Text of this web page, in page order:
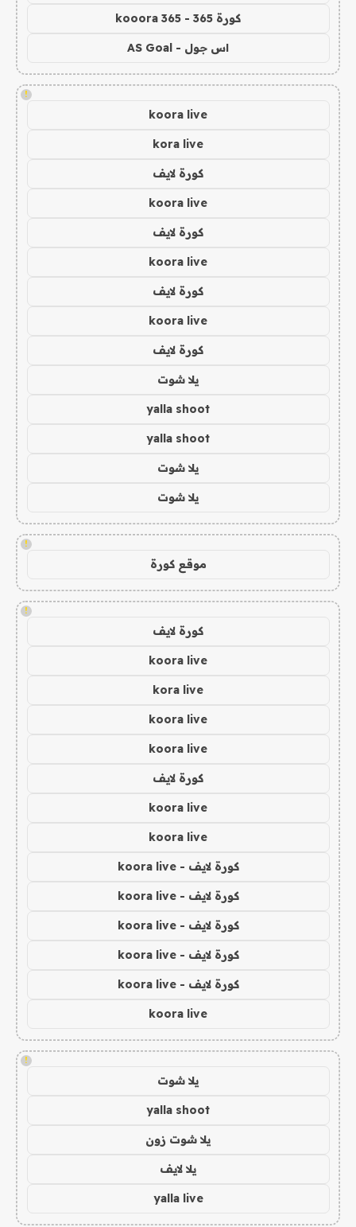
كورة 365 - kooora 365
اس جول - AS Goal
!
koora live
kora live
كورة لايف
koora live
كورة لايف
koora live
كورة لايف
koora live
كورة لايف
يلا شوت
yalla shoot
yalla shoot
يلا شوت
يلا شوت
!
موقع كورة
!
كورة لايف
koora live
kora live
koora live
koora live
كورة لايف
koora live
koora live
كورة لايف - koora live
كورة لايف - koora live
كورة لايف - koora live
كورة لايف - koora live
كورة لايف - koora live
koora live
!
يلا شوت
yalla shoot
يلا شوت زون
يلا لايف
yalla live